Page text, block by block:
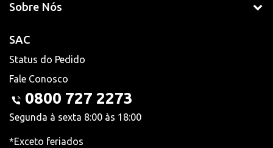
Sobre Nós
SAC
Status do Pedido
Fale Conosco
0800 727 2273
Segunda à sexta 8:00 às 18:00
*Exceto feriados